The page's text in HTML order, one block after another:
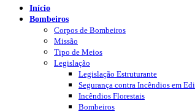
Início
Bombeiros
Corpos de Bombeiros
Missão
Tipo de Meios
Legislação
Legislação Estruturante
Segurança contra Incêndios em
Incêndios Florestais
Bombeiros